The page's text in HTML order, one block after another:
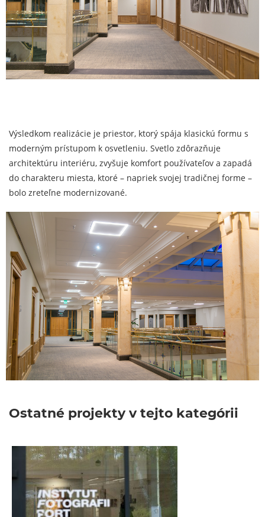
Výsledkom realizácie je priestor, ktorý spája klasickú formu s
moderným prístupom k osvetleniu. Svetlo zdôrazňuje
architektúru interiéru, zvyšuje komfort používateľov a zapadá
do charakteru miesta, ktoré – napriek svojej tradičnej forme –
bolo zreteľne modernizované.
Ostatné projekty v tejto kategórii